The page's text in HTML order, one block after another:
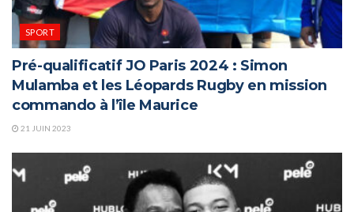
SPORT
Pré-qualificatif JO Paris 2024 : Simon
Mulamba et les Léopards Rugby en mission
commando à l’île Maurice
21 JUIN 2023